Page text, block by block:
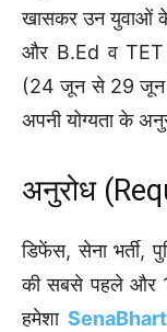
खासकर उन युवाओं के
और B.Ed व
(24 जून से 29 जून
अपनी योग्यता के
अनुरोध
डिफेंस, सेना भर्ती,
की सबसे पहले और
हमेशा